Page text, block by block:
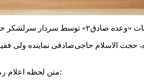
حجت الاسلام حاجی‌صادقی نماینده ولی
متن لحظه اعلام رمز عملیات «وعده صادق۲» توسط سردار سلامی به‌شرح زیر است: